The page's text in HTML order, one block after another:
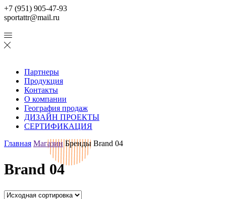
+7 (951) 905-47-93
sportattr@mail.ru
Партнеры
Продукция
Контакты
О компании
География продаж
ДИЗАЙН ПРОЕКТЫ
СЕРТИФИКАЦИЯ
Главная Магазин Бренды Brand 04
Brand 04